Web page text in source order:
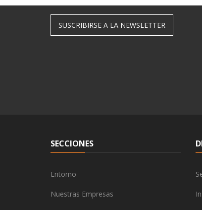
SUSCRIBIRSE A LA NEWSLETTER
SECCIONES
Entorno
Nuestras Empresas